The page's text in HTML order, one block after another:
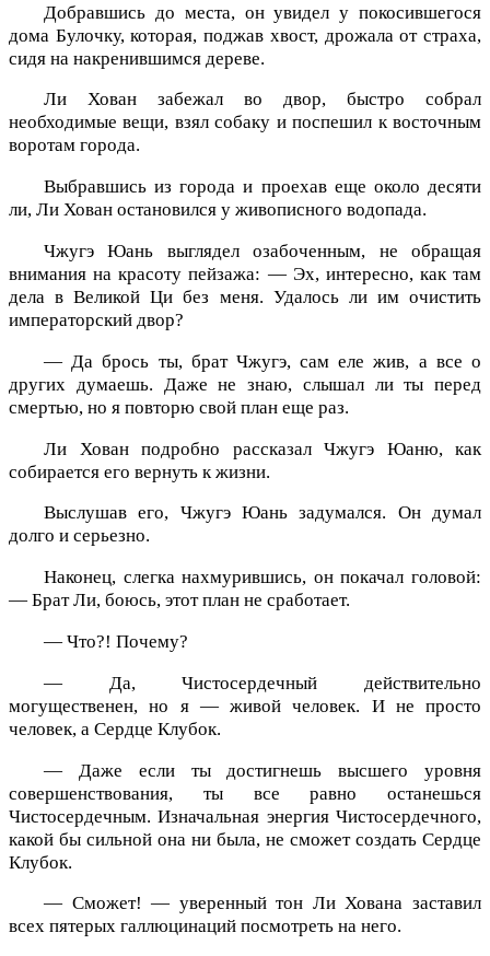
Добравшись до места, он увидел у покосившегося
дома Булочку, которая, поджав хвост, дрожала от страха,
сидя на накренившимся дереве.
Ли Хован забежал во двор, быстро собрал
необходимые вещи, взял собаку и поспешил к восточным
воротам города.
Выбравшись из города и проехав еще около десяти
ли, Ли Хован остановился у живописного водопада.
Чжугэ Юань выглядел озабоченным, не обращая
внимания на красоту пейзажа: — Эх, интересно, как там
дела в Великой Ци без меня. Удалось ли им очистить
императорский двор?
— Да брось ты, брат Чжугэ, сам еле жив, а все о
других думаешь. Даже не знаю, слышал ли ты перед
смертью, но я повторю свой план еще раз.
Ли Хован подробно рассказал Чжугэ Юаню, как
собирается его вернуть к жизни.
Выслушав его, Чжугэ Юань задумался. Он думал
долго и серьезно.
Наконец, слегка нахмурившись, он покачал головой:
— Брат Ли, боюсь, этот план не сработает.
— Что?! Почему?
— Да, Чистосердечный действительно
могущественен, но я — живой человек. И не просто
человек, а Сердце Клубок.
— Даже если ты достигнешь высшего уровня
совершенствования, ты все равно останешься
Чистосердечным. Изначальная энергия Чистосердечного,
какой бы сильной она ни была, не сможет создать Сердце
Клубок.
— Сможет! — уверенный тон Ли Хована заставил
всех пятерых галлюцинаций посмотреть на него.